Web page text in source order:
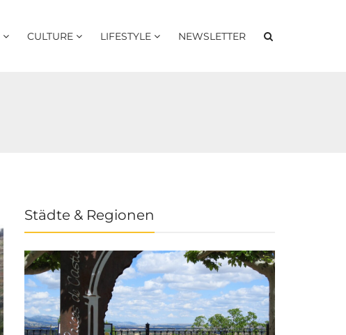
CULTURE LIFESTYLE NEWSLETTER
Städte & Regionen